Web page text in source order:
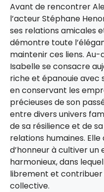
Avant de rencontrer
l’acteur Stéphane
ses relations amicales
démontre toute
maintenir ces liens.
Isabelle se consacre
riche et épanouie avec
en conservant les
précieuses de son
entre divers univers
de sa résilience et de
relations humaines.
d’honneur à cultiver
harmonieux, dans
librement et
collective.